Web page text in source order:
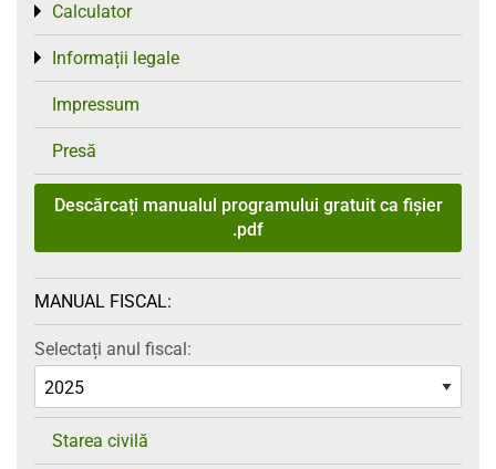
Calculator
Toggle menu
Informații legale
Toggle menu
Impressum
Presă
Descărcați manualul programului gratuit ca fișier
.pdf
MANUAL FISCAL:
Selectați anul fiscal:
Starea civilă